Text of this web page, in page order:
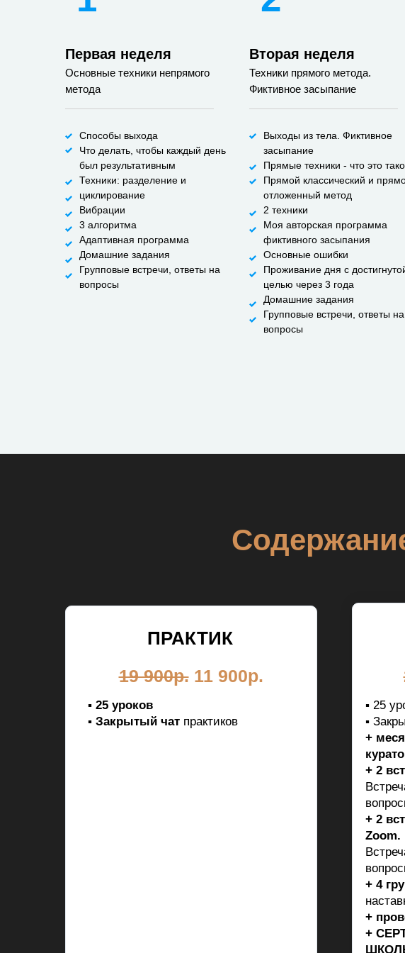
Основные техники непрямого
метода
Первая неделя
Способы выхода
Что делать, чтобы каждый день
был результативным
Техники: разделение и
циклирование
Вибрации
3 алгоритма
Адаптивная программа
Домашние задания
Групповые встречи, ответы на
вопросы
Техники прямого метода.
Фиктивное засыпание
Вторая неделя
Выходы из тела. Фиктивное
засыпание
Прямые техники - что это
Прямой классический и
отложенный метод
2 техники
Моя авторская программа
фиктивного засыпания
Основные ошибки
Проживание дня с
целью через 3 года
Домашние задания
Групповые встречи, ответы на
вопросы
ПРАКТИК
▪ 25 уроков
▪ Закрытый чат практиков
19 900р.11 900р.
▪ 25
▪
+
+ 2
+ 2
Zoom.
+ 4
+
+